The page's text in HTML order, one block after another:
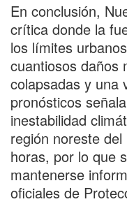
En conclusión,
crítica donde la
los límites
cuantiosos daños
colapsadas y una
pronósticos
inestabilidad
región noreste
horas, por lo que
mantenerse
oficiales de